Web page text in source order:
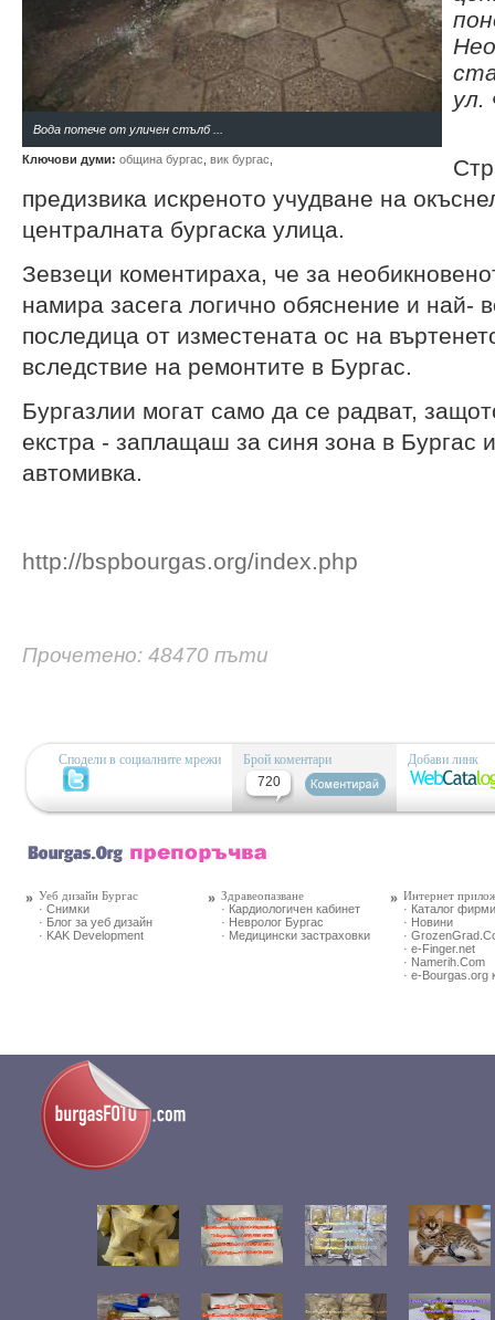
Вода потече от уличен стълб ...
Ключови думи: община бургас вик бургас
ул.
предизвика искреното учудване на
централната бургаска улица.
Зевзеци коментираха, че за
намира засега логично обяснение и най-
последица от изместената ос на
вследствие на ремонтите в Бургас.
Бургазлии могат само да се радват,
екстра - заплащаш за синя зона в Бургас
автомивка.
http://bspbourgas.org/index.php
Прочетено: 48470 пъти
Сподели в социалните мрежи
Брой коментари
720
Добави линк
Уеб дизайн Бургас
· Снимки
· Блог за уеб дизайн
· KAK Development
Здравеопазване
· Кардиологичен кабинет
· Невролог Бургас
· Медицински застраховки
Интернет
· Каталог фирми
· Новини
·
· e-Finger.net
· Namerih.Com
· e-Bourgas.org